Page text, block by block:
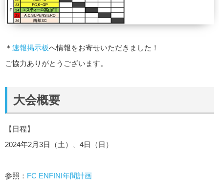
＊ 速報掲示板へ情報をお寄せいただきました！
ご協力ありがとうございます。
大会概要
【日程】
2024年2月3日（土）、4日（日）
参照： FC ENFINI年間計画